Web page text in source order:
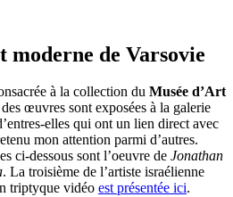
moderne de Varsovie
à la collection du Musée d’Art
œuvres sont exposées à la galerie
elles qui ont un lien direct avec
mon attention parmi d’autres.
ci-dessous sont l’oeuvre de Jonathan
. La troisième de l’artiste israélienne
triptyque vidéo est présentée ici.